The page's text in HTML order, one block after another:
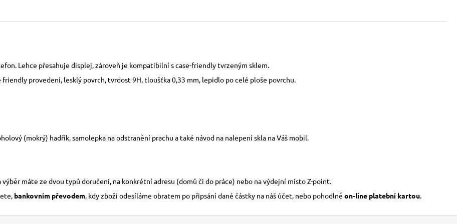
Lehce přesahuje displej, zároveň je kompatibilní s case-friendly tvrzeným sklem.
provedení, lesklý povrch, tvrdost 9H, tloušťka 0,33 mm, lepidlo po celé ploše povrchu.
(mokrý) hadřík, samolepka na odstranění prachu a také návod na nalepení skla na Váš mobil.
výběr máte ze dvou typů doručení, na konkrétní adresu (domů či do práce) nebo na výdejní místo Z-point.
bankovním převodem , kdy zboží odesíláme obratem po připsání dané částky na náš účet, nebo pohodlně on-line platební kartou